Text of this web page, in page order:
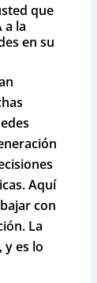
que
a la
en su
Aquí
con
La
y es lo